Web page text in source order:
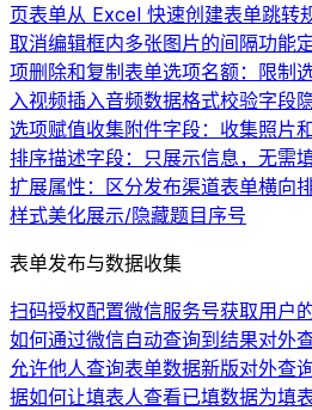
页表单从 Excel 快速创建表单跳转
取消编辑框内多张图片的间隔功能
项删除和复制表单选项名额：限制
入视频插入音频数据格式校验字段
选项赋值收集附件字段：收集照片
排序描述字段：只展示信息，无需
扩展属性：区分发布渠道表单横向
样式美化展示/隐藏题目序号
表单发布与数据收集
扫码授权配置微信服务号获取用户
如何通过微信自动查询到结果对外
允许他人查询表单数据新版对外查
据如何让填表人查看已填数据为填